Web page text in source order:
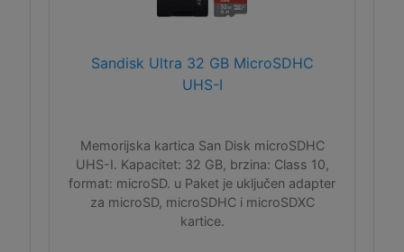
Sandisk Ultra 32 GB MicroSDHC
UHS-I
Memorijska kartica San Disk microSDHC
UHS-I. Kapacitet: 32 GB, brzina: Class 10,
format: microSD. u Paket je uključen adapter
za microSD, microSDHC i microSDXC
kartice.